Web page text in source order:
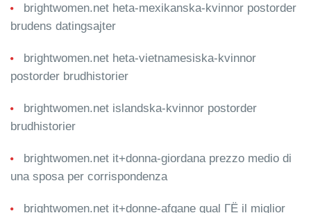
brightwomen.net heta-mexikanska-kvinnor postorder
brudens datingsajter
brightwomen.net heta-vietnamesiska-kvinnor
postorder brudhistorier
brightwomen.net islandska-kvinnor postorder
brudhistorier
brightwomen.net it+donna-giordana prezzo medio di
una sposa per corrispondenza
brightwomen.net it+donne-afgane qual ГЁ il miglior